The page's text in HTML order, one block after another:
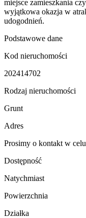
miejsce zamieszkania
wyjątkowa okazja w
udogodnień.
Podstawowe dane
Kod nieruchomości
202414702
Rodzaj nieruchomości
Grunt
Adres
Prosimy o kontakt w
Dostępność
Natychmiast
Powierzchnia
Działka